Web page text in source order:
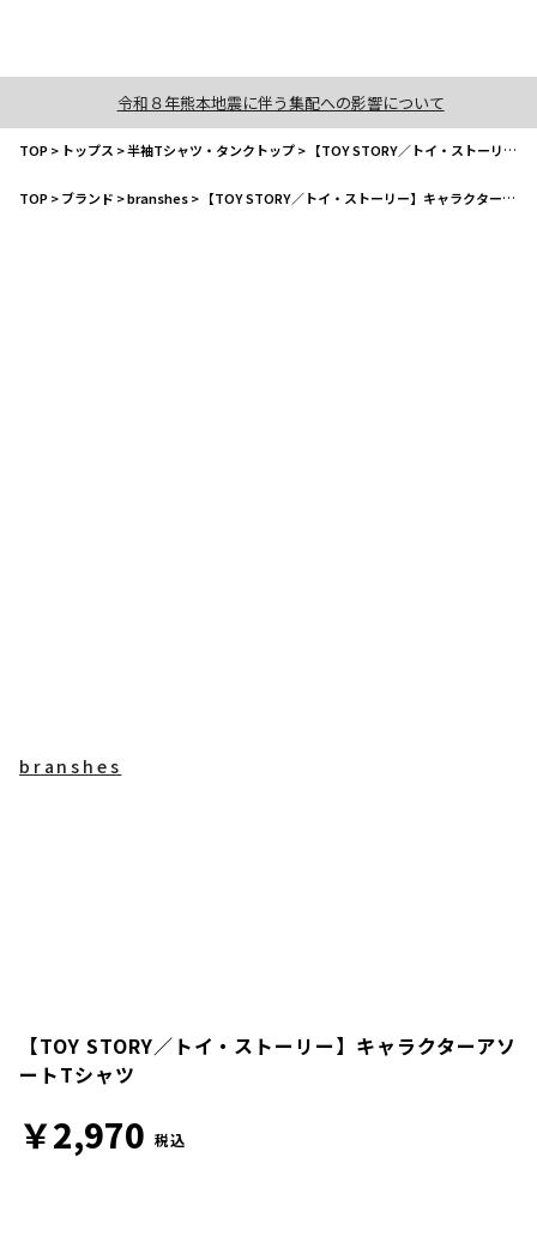
令和８年熊本地震に伴う集配への影響について
TOP> トップス >半袖Tシャツ・タンクトップ> 【TOY STORY／トイ・ストーリー】キャラクターアソートTシャツ
TOP>ブランド >branshes> 【TOY STORY／トイ・ストーリー】キャラクターアソートTシャツ
branshes
【TOY STORY／トイ・ストーリー】キャラクターアソ
ートTシャツ
￥2,970 税込